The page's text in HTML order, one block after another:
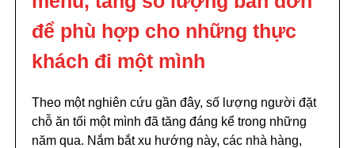
để phù hợp cho những thực
khách đi một mình
Theo một nghiên cứu gần đây, số lượng người đặt
chỗ ăn tối một mình đã tăng đáng kể trong những
năm qua. Nắm bắt xu hướng này, các nhà hàng,